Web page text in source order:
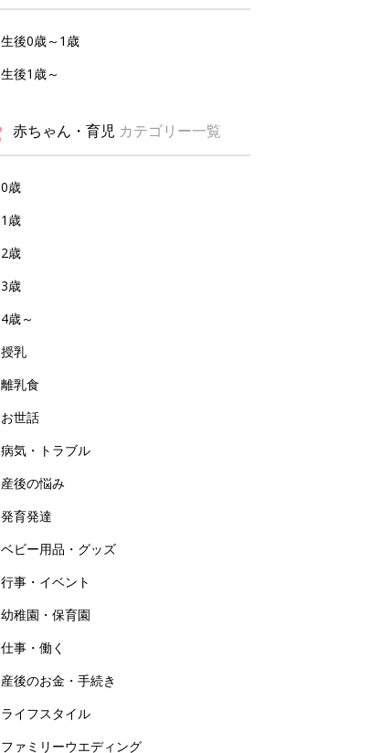
生後0歳～1歳
生後1歳～
赤ちゃん・育児 カテゴリー一覧
0歳
1歳
2歳
3歳
4歳～
授乳
離乳食
お世話
病気・トラブル
産後の悩み
発育発達
ベビー用品・グッズ
行事・イベント
幼稚園・保育園
仕事・働く
産後のお金・手続き
ライフスタイル
ファミリーウエディング